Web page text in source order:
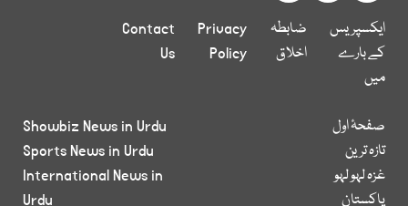
ایکسپریس
کے بارے
میں
ضابطہ
اخلاق
Privacy
Policy
Contact
Us
صفحۂ اول
تازہ ترین
غزہ لہو لہو
پاکستان
Showbiz News in Urdu
Sports News in Urdu
International News in
Urdu